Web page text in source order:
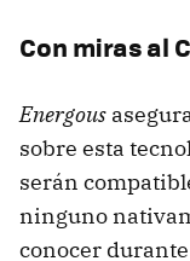
Con miras al
Energous
sobre esta
serán
ninguno
conocer durante